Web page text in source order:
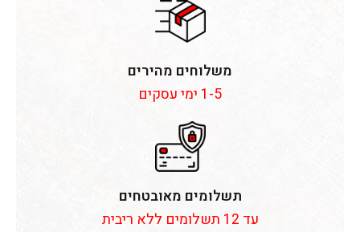
משלוחים מהירים
1-5 ימי עסקים
תשלומים מאובטחים
עד 12 תשלומים ללא ריבית